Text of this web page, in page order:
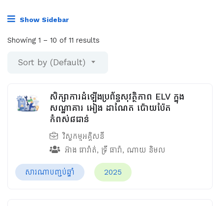
Show Sidebar
Showing 1 – 10 of 11 results
Sort by (Default)
សិក្សាការដំឡើងប្រព័ន្ធសុវត្ថិភាព ELV ក្នុង
សណ្ឋាគារ អៀង ដាណែត ប៉ោយប៉ែត
កំពស់៨ជាន់
វិស្វកម្មអគ្គិសនី
អ៊ាង ផារ៉ាត់, ទ្រី ធារ៉ា, ណាយ និមល
សារណាបញ្ចប់ឆ្នាំ 2025